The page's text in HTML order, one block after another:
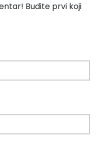
Budite prvi koji